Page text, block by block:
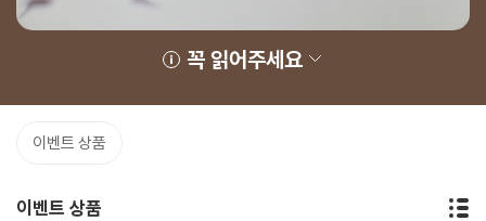
꼭 읽어주세요
이벤트 상품
이벤트 상품